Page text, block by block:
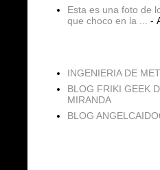
Esta es una foto de
que choco en la ...
-
INGENIERIA DE
BLOG FRIKI GEEK
MIRANDA
BLOG